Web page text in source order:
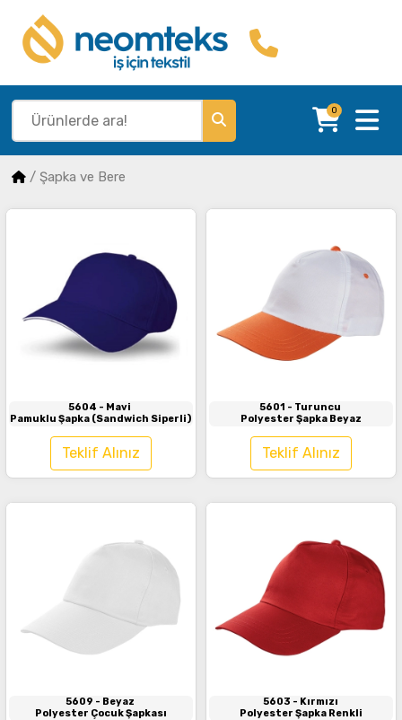
0
/ Şapka ve Bere
İncele
5604 - Mavi
Pamuklu Şapka (Sandwich Siperli)
Teklif Alınız
5601 - Turuncu
Polyester Şapka Beyaz
Teklif Alınız
5609 - Beyaz
Polyester Çocuk Şapkası
5603 - Kırmızı
Polyester Şapka Renkli